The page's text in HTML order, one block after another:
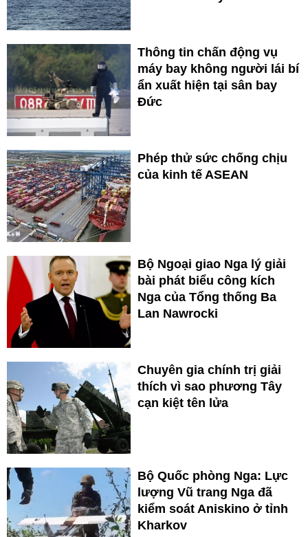
Thông tin chấn động vụ
máy bay không người lái bí
ẩn xuất hiện tại sân bay
Đức
Phép thử sức chống chịu
của kinh tế ASEAN
Bộ Ngoại giao Nga lý giải
bài phát biểu công kích
Nga của Tổng thống Ba
Lan Nawrocki
Chuyên gia chính trị giải
thích vì sao phương Tây
cạn kiệt tên lửa
Bộ Quốc phòng Nga: Lực
lượng Vũ trang Nga đã
kiểm soát Aniskino ở tỉnh
Kharkov